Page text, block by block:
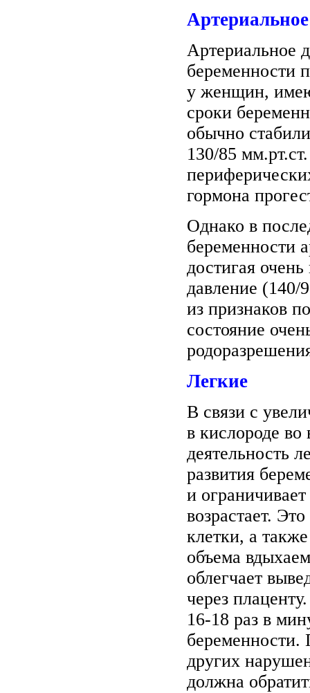
Артериальное
беременности
у женщин,
сроки
обычно
130/85
гормона
Однако в
беременности
достигая
давление (140/
из признаков
состояние
Легкие
В связи с
в кислороде во
деятельность
развития
и
возрастает.
клетки, а
объема
облегчает
через
16-18 раз в
других
должна